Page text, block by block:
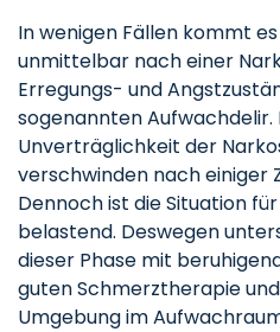
In wenigen Fällen kommt
unmittelbar nach einer
Erregungs- und
sogenannten Aufwachdelir.
Unverträglichkeit der
verschwinden nach einiger
Dennoch ist die Situation
belastend. Deswegen
dieser Phase mit
guten Schmerztherapie
Umgebung im